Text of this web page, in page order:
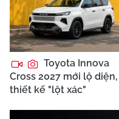
Toyota Innova
Cross 2027 mới lộ diện,
thiết kế "lột xác"